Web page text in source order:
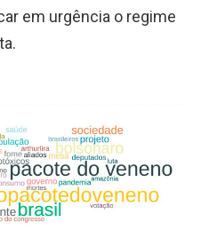
em urgência o regime